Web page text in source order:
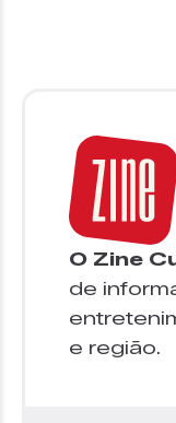
O Zine
de
e região.